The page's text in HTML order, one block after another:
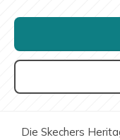
Die Skechers